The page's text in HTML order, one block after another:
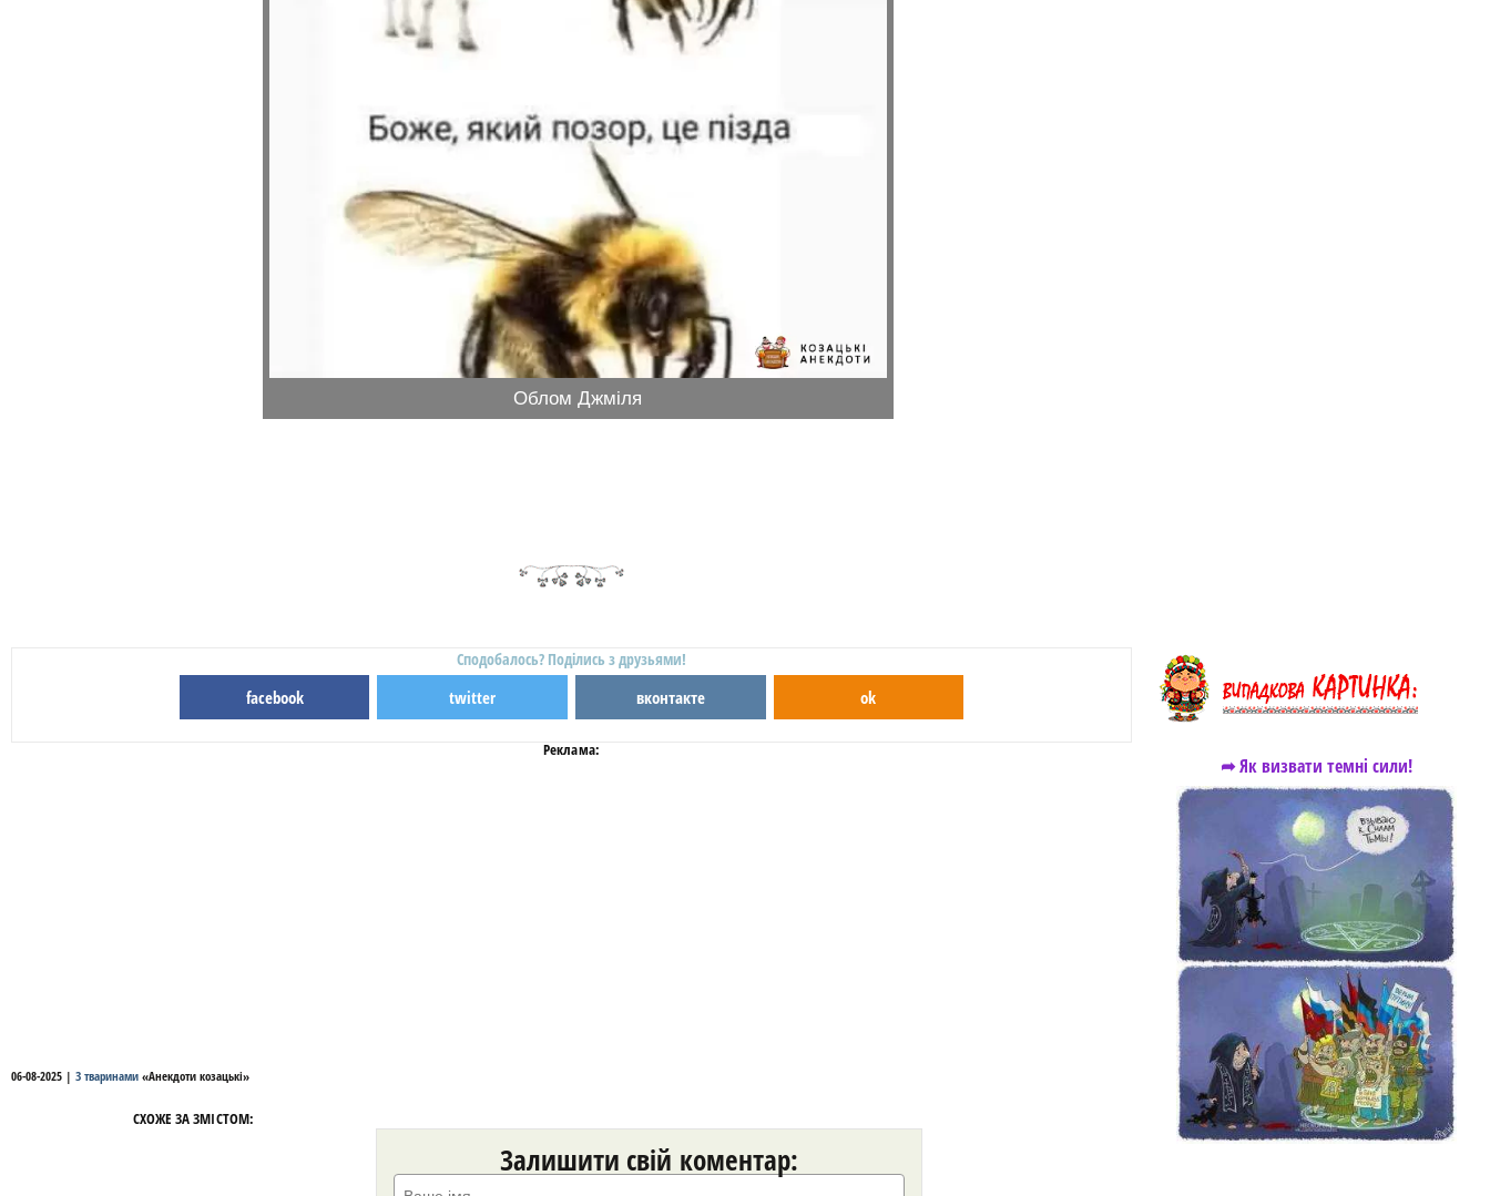
Облом Джміля
Сподобалось? Поділись з друзьями!
facebook twitter вконтакте ok
Реклама:
06-08-2025 | З тваринами «Анекдоти козацькі»
СХОЖЕ ЗА ЗМІСТОМ:
Залишити свій коментар:
➦ Як визвати темні сили!